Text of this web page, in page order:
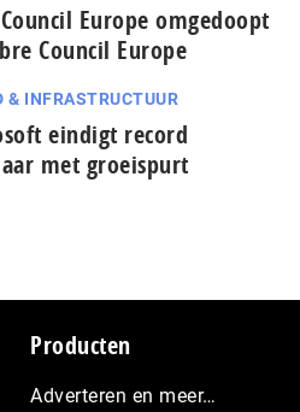
Council Europe omgedoopt
Council Europe
& INFRASTRUCTUUR
eindigt record
met groeispurt
Producten
Adverteren en meer…